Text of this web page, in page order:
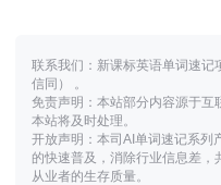
联系我们：新课标英语单词速
信同） 。
免责声明：本站部分内容源于互
本站将及时处理。
开放声明：本司AI单词速记系列
的快速普及，消除行业信息差
从业者的生存质量。